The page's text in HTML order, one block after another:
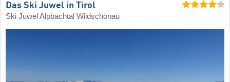
Das Ski Juwel in Tirol
Ski Juwel Alpbachtal Wildschönau